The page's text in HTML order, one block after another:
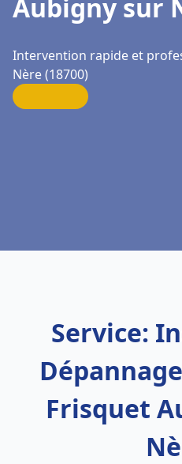
Aubigny sur
Intervention rapide et
Nère (18700)
Service:
Frisquet